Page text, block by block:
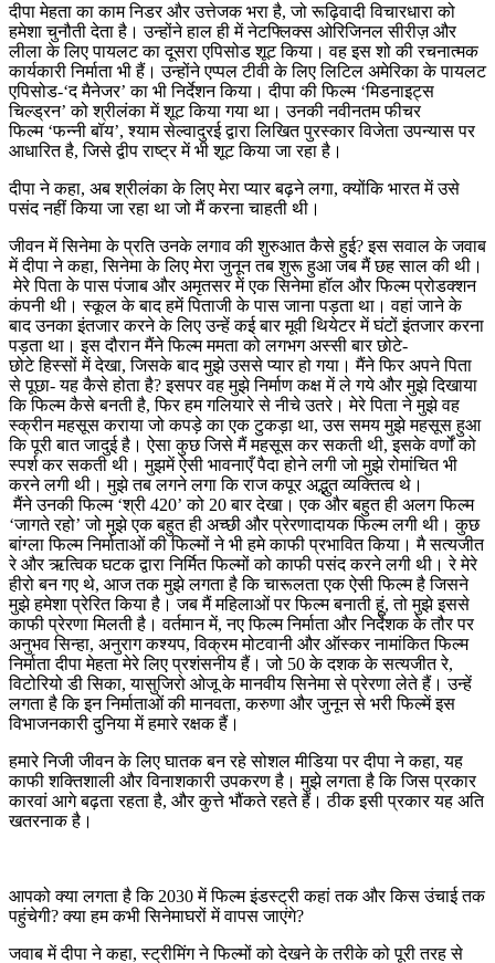
दीपा मेहता का काम निडर और उत्तेजक भरा है, जो रूढ़िवादी विचारधारा को
हमेशा चुनौती देता है। उन्होंने हाल ही में नेटफ्लिक्स ओरिजिनल सीरीज़ और
लीला के लिए पायलट का दूसरा एपिसोड शूट किया। वह इस शो की रचनात्मक
कार्यकारी निर्माता भी हैं। उन्होंने एप्पल टीवी के लिए लिटिल अमेरिका के पायलट
एपिसोड-‘द मैनेजर’ का भी निर्देशन किया। दीपा की फिल्म ‘मिडनाइट्स
चिल्ड्रन’ को श्रीलंका में शूट किया गया था। उनकी नवीनतम फीचर
फिल्म ‘फन्नी बॉय’, श्याम सेल्वादुरई द्वारा लिखित पुरस्कार विजेता उपन्यास पर
आधारित है, जिसे द्वीप राष्ट्र में भी शूट किया जा रहा है।
दीपा ने कहा, अब श्रीलंका के लिए मेरा प्यार बढ़ने लगा, क्योंकि भारत में उसे
पसंद नहीं किया जा रहा था जो मैं करना चाहती थी।
जीवन में सिनेमा के प्रति उनके लगाव की शुरुआत कैसे हुई? इस सवाल के जवाब
में दीपा ने कहा, सिनेमा के लिए मेरा जुनून तब शुरू हुआ जब मैं छह साल की थी।
मेरे पिता के पास पंजाब और अमृतसर में एक सिनेमा हॉल और फिल्म प्रोडक्शन
कंपनी थी। स्कूल के बाद हमें पिताजी के पास जाना पड़ता था। वहां जाने के
बाद उनका इंतजार करने के लिए उन्हें कई बार मूवी थियेटर में घंटों इंतजार करना
पड़ता था। इस दौरान मैंने फिल्म ममता को लगभग अस्सी बार छोटे-
छोटे हिस्सों में देखा, जिसके बाद मुझे उससे प्यार हो गया। मैंने फिर अपने पिता
से पूछा- यह कैसे होता है? इसपर वह मुझे निर्माण कक्ष में ले गये और मुझे दिखाया
कि फिल्म कैसे बनती है, फिर हम गलियारे से नीचे उतरे। मेरे पिता ने मुझे वह
स्क्रीन महसूस कराया जो कपड़े का एक टुकड़ा था, उस समय मुझे महसूस हुआ
कि पूरी बात जादुई है। ऐसा कुछ जिसे मैं महसूस कर सकती थी, इसके वर्णों को
स्पर्श कर सकती थी। मुझमें ऐसी भावनाएँ पैदा होने लगी जो मुझे रोमांचित भी
करने लगी थी। मुझे तब लगने लगा कि राज कपूर अद्भुत व्यक्तित्व थे।
मैंने उनकी फिल्म ‘श्री 420’ को 20 बार देखा। एक और बहुत ही अलग फिल्म
‘जागते रहो’ जो मुझे एक बहुत ही अच्छी और प्रेरणादायक फिल्म लगी थी। कुछ
बांग्ला फिल्म निर्माताओं की फिल्मों ने भी हमे काफी प्रभावित किया। मै सत्यजीत
रे और ऋत्विक घटक द्वारा निर्मित फिल्मों को काफी पसंद करने लगी थी। रे मेरे
हीरो बन गए थे, आज तक मुझे लगता है कि चारूलता एक ऐसी फिल्म है जिसने
मुझे हमेशा प्रेरित किया है। जब मैं महिलाओं पर फिल्म बनाती हूं, तो मुझे इससे
काफी प्रेरणा मिलती है। वर्तमान में, नए फिल्म निर्माता और निर्देशक के तौर पर
अनुभव सिन्हा, अनुराग कश्यप, विक्रम मोटवानी और ऑस्कर नामांकित फिल्म
निर्माता दीपा मेहता मेरे लिए प्रशंसनीय हैं। जो 50 के दशक के सत्यजीत रे,
विटोरियो डी सिका, यासुजिरो ओजू के मानवीय सिनेमा से प्रेरणा लेते हैं। उन्हें
लगता है कि इन निर्माताओं की मानवता, करुणा और जुनून से भरी फिल्में इस
विभाजनकारी दुनिया में हमारे रक्षक हैं।
हमारे निजी जीवन के लिए घातक बन रहे सोशल मीडिया पर दीपा ने कहा, यह
काफी शक्तिशाली और विनाशकारी उपकरण है। मुझे लगता है कि जिस प्रकार
कारवां आगे बढ़ता रहता है, और कुत्ते भौंकते रहते हैं। ठीक इसी प्रकार यह अति
खतरनाक है।
आपको क्या लगता है कि 2030 में फिल्म इंडस्ट्री कहां तक और किस उंचाई तक
पहुंचेगी? क्या हम कभी सिनेमाघरों में वापस जाएंगे?
जवाब में दीपा ने कहा, स्ट्रीमिंग ने फिल्मों को देखने के तरीके को पूरी तरह से